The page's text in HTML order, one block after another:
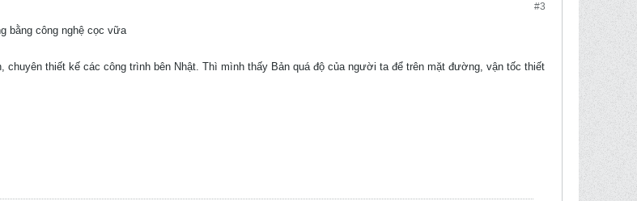
#3
bằng công nghệ cọc vữa
chuyên thiết kế các công trình bên Nhật. Thì mình thấy Bản quá độ của người ta để trên mặt đường, vận tốc thiết